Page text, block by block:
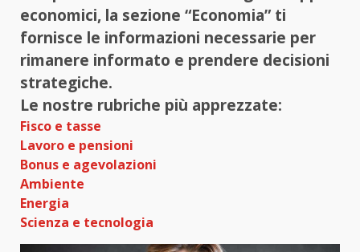
economici, la sezione “Economia” ti
fornisce le informazioni necessarie per
rimanere informato e prendere decisioni
strategiche.
Le nostre rubriche più apprezzate:
Fisco e tasse
Lavoro e pensioni
Bonus e agevolazioni
Ambiente
Energia
Scienza e tecnologia